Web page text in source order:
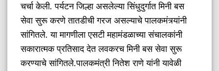
चर्चा केली. पर्यटन जिल्हा असलेल्या सिंधुदुर्गात मिनी बस
सेवा सुरू करणे तातडीची गरज असल्याचे पालकमंत्र्यांनी
सांगितले. या मागणीला एसटी महामंडळाच्या संचालकांनी
सकारात्मक प्रतिसाद देत लवकरच मिनी बस सेवा सुरू
करण्याचे सांगितले.पालकमंत्री नितेश राणे यांनी यावेळी